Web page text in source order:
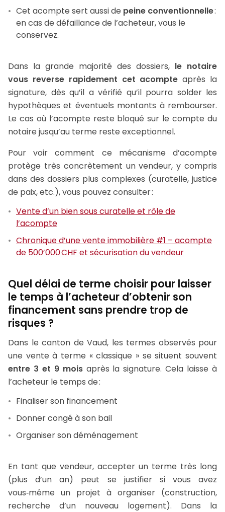
Cet acompte sert aussi de peine conventionnelle:
en cas de défaillance de l’acheteur, vous le
conservez.
Dans la grande majorité des dossiers, le notaire
vous reverse rapidement cet acompte après la
signature, dès qu’il a vérifié qu’il pourra solder les
hypothèques et éventuels montants à rembourser.
Le cas où l’acompte reste bloqué sur le compte du
notaire jusqu’au terme reste exceptionnel.
Pour voir comment ce mécanisme d’acompte
protège très concrètement un vendeur, y compris
dans des dossiers plus complexes (curatelle, justice
de paix, etc.), vous pouvez consulter :
Vente d’un bien sous curatelle et rôle de
l’acompte
Chronique d’une vente immobilière #1 – acompte
de 500’000 CHF et sécurisation du vendeur
Quel délai de terme choisir pour laisser
le temps à l’acheteur d’obtenir son
financement sans prendre trop de
risques ?
Dans le canton de Vaud, les termes observés pour
une vente à terme « classique » se situent souvent
entre 3 et 9 moisaprès la signature. Cela laisse à
l’acheteur le temps de :
Finaliser son financement
Donner congé à son bail
Organiser son déménagement
En tant que vendeur, accepter un terme très long
(plus d’un an) peut se justifier si vous avez
vous‑même un projet à organiser (construction,
recherche d’un nouveau logement). Dans la